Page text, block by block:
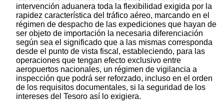
intervención aduanera toda la flexibilidad exigida por la
rapidez característica del tráfico aéreo, marcando en el
régimen de despacho de las expediciones que hayan de
ser objeto de importación la necesaria diferenciación
según sea el significado que a las mismas corresponda
desde el punto de vista fiscal, estableciendo, para las
operaciones que tengan efecto exclusivo entre
aeropuertos nacionales, un régimen de vigilancia a
inspección que podrá ser reforzado, incluso en el orden
de los requisitos documentales, si la seguridad de los
intereses del Tesoro así lo exigiera.